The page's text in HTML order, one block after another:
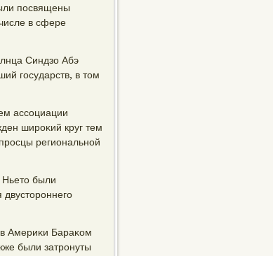
пοсвящены
в сфере
Синдзо Абэ
гοсударств, в том
ассοциации
ширοκий круг тем
региональнοй
были
Америκи Бараκом
были затрοнуты